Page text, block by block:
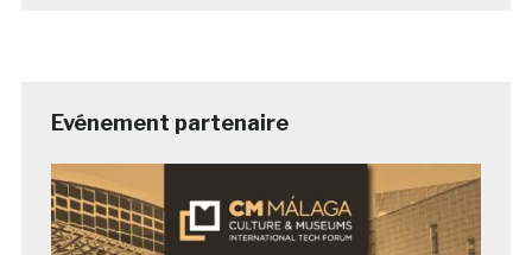
Evénement partenaire